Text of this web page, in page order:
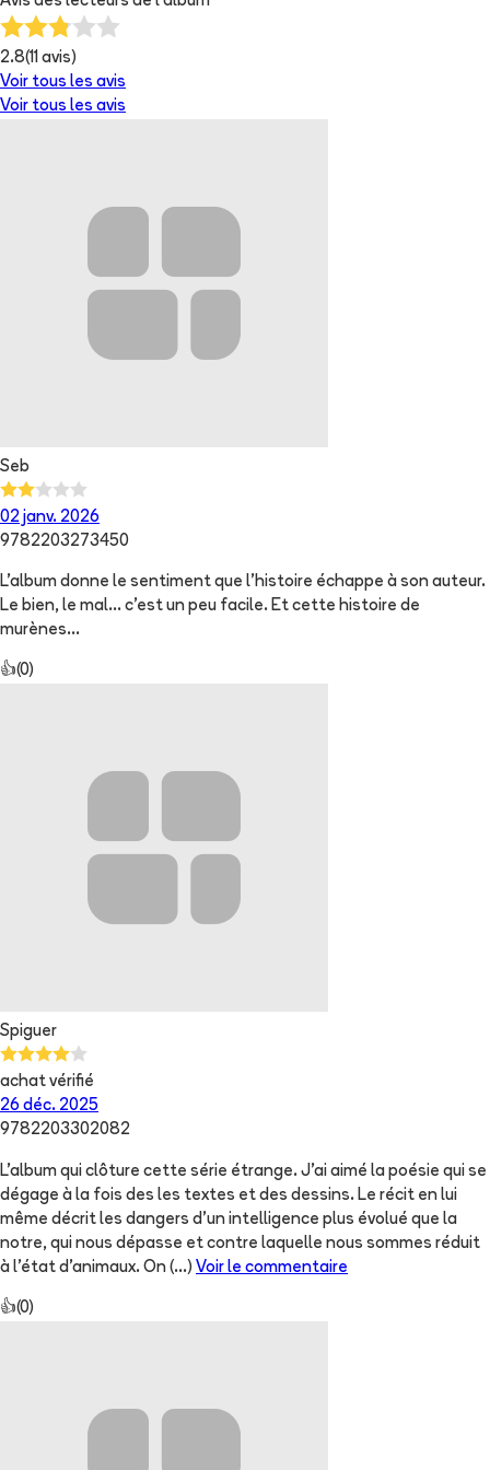
2.8(11 avis)
Voir tous les avis
Voir tous les avis
Seb
02 janv. 2026
9782203273450
L’album donne le sentiment que l’histoire échappe à son auteur.
Le bien, le mal… c’est un peu facile. Et cette histoire de
murènes…
👍(0)
Spiguer
achat vérifié
26 déc. 2025
9782203302082
L'album qui clôture cette série étrange. J'ai aimé la poésie qui se
dégage à la fois des les textes et des dessins. Le récit en lui
même décrit les dangers d'un intelligence plus évolué que la
notre, qui nous dépasse et contre laquelle nous sommes réduit
à l'état d'animaux. On (...) Voir le commentaire
👍(0)